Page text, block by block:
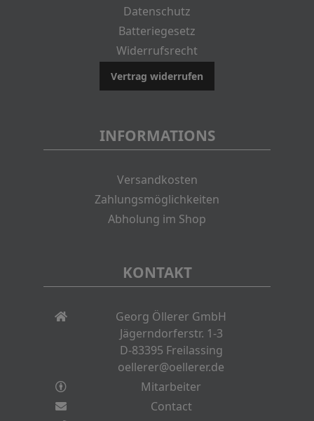
Datenschutz
Batteriegesetz
Widerrufsrecht
Vertrag widerrufen
INFORMATIONS
Versandkosten
Zahlungsmöglichkeiten
Abholung im Shop
KONTAKT
Georg Öllerer GmbH
Jägerndorferstr. 1-3
D-83395 Freilassing
oellerer@oellerer.de
Mitarbeiter
Contact